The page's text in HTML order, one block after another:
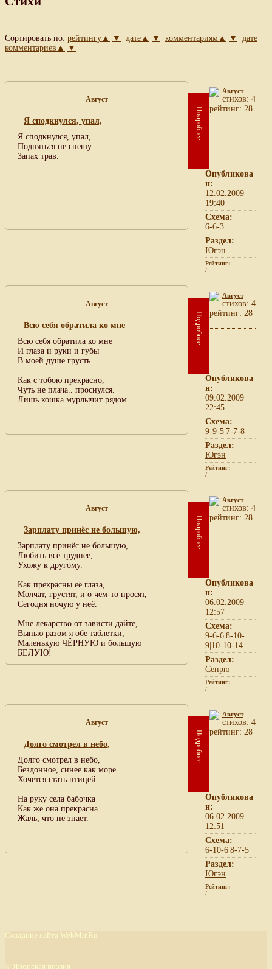
Сортировать по: рейтингу▲ ▼ дате▲ ▼ комментариям▲ ▼
дате
комментариев▲
▼
Август
Я сподкнулся, упал,
Я сподкнулся, упал,
Подняться не спешу.
Запах трав.
Подробнее
Август
cтихов: 4
рейтинг: 28
Опубликова
н:
12.02.2009
19:40
Схема:
6-6-3
Раздел:
Югэн
Рейтинг:
/
Август
Всю себя обратила ко мне
Всю себя обратила ко мне
И глаза и руки и губы
В моей душе грусть..
Как с тобою прекрасно,
Чуть не плача.. проснулся.
Лишь кошка мурлычит рядом.
Подробнее
Август
cтихов: 4
рейтинг: 28
Опубликова
н:
09.02.2009
22:45
Схема:
9-9-5|7-7-8
Раздел:
Югэн
Рейтинг:
/
Август
Зарплату принёс не большую,
Зарплату принёс не большую,
Любить всё труднее,
Ухожу к другому.
Как прекрасны её глаза,
Молчат, грустят, и о чем-то просят,
Сегодня ночую у неё.
Мне лекарство от зависти дайте,
Выпью разом я обе таблетки,
Маленькую ЧЁРНУЮ и большую
БЕЛУЮ!
Подробнее
Август
cтихов: 4
рейтинг: 28
Опубликова
н:
06.02.2009
12:57
Схема:
9-6-6|8-10-
9|10-10-14
Раздел:
Сенрю
Рейтинг:
/
Август
Долго смотрел в небо,
Долго смотрел в небо,
Бездонное, синее как море.
Хочется стать птицей.
На руку села бабочка
Как же она прекрасна
Жаль, что не знает.
Подробнее
Август
cтихов: 4
рейтинг: 28
Опубликова
н:
06.02.2009
12:51
Схема:
6-10-6|8-7-5
Раздел:
Югэн
Рейтинг:
/
Создание сайта WebMir.Ru
Японская поэзия